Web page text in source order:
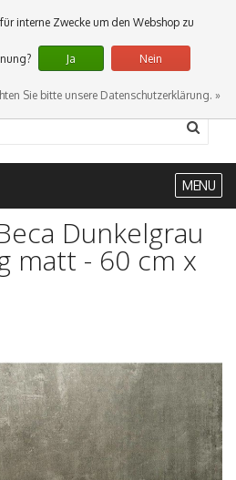
0 Artikel
MENU
Dunkelgrau
matt - 60 cm x
interne Zwecke um den Webshop zu
Ja Nein
Sie bitte unsere Datenschutzerklärung. »